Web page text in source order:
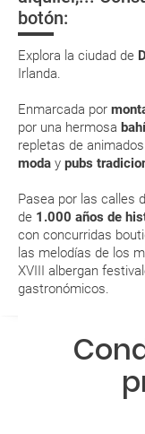
botón:
Explora la ciudad de
Irlanda.
Enmarcada por
por una hermosa
repletas de animados
moda y pubs
Pasea por las calles
de 1.000 años de
con concurridas
las melodías de los
XVIII albergan
gastronómicos.
(que deberás realizar a
suplemento extra en el
En caso de tener que
vacacional (Caribe,
de tu reserva alrededor
Esta documentación te
aérea a la hora de
MODIFICACIÓN ó
modificar una
generar una
¿Qué caducidad
¿Con cuánta